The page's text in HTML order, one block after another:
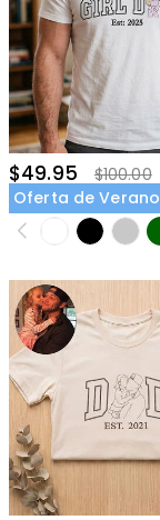
$49.95
$100.00
Oferta de Verano